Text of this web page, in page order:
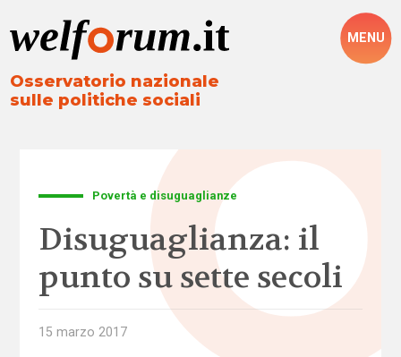
Osservatorio nazionale
sulle politiche sociali
MENU
Povertà e disuguaglianze
Disuguaglianza: il
punto su sette secoli
15 marzo 2017